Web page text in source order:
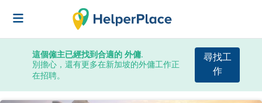
這個僱主已經找到合適的 外傭.
別擔心，還有更多在新加坡的外傭工作正
在招聘。
尋找工
作